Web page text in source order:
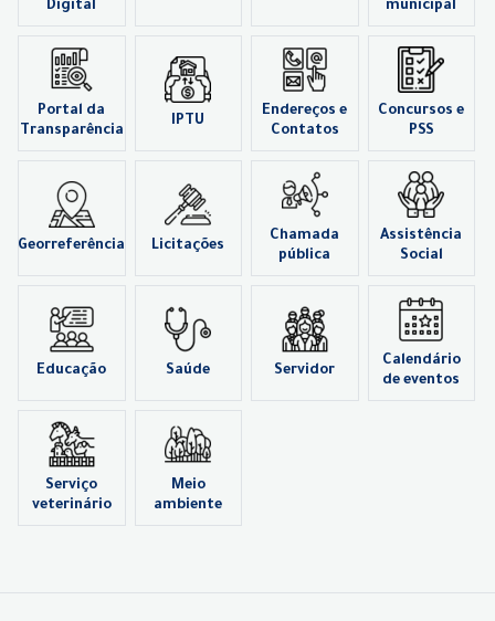
Digital municipal
Portal da
Transparência
IPTU
Endereços e
Contatos
Concursos e
PSS
Georreferência Licitações
Chamada
pública
Assistência
Social
Educação Saúde Servidor
Calendário
de eventos
Serviço
veterinário
Meio
ambiente